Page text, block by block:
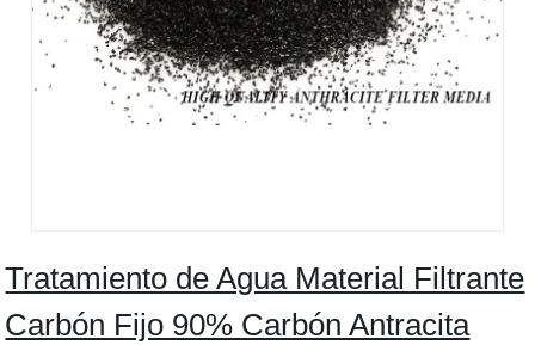
Tratamiento de Agua Material Filtrante
Carbón Fijo 90% Carbón Antracita